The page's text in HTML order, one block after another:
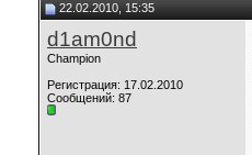
22.02.2010, 15:35
d1am0nd
Champion
Регистрация: 17.02.2010
Сообщений: 87